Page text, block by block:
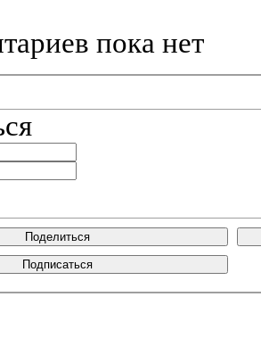
пока нет
Поделиться
Подписаться